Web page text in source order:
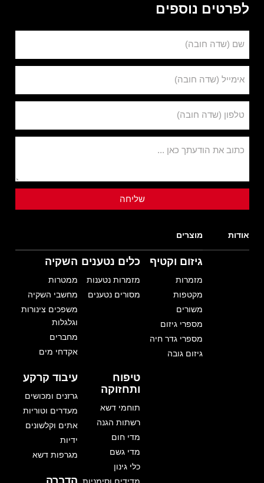
לפרטים נוספים
שם (שדה חובה)
אימייל (שדה חובה)
טלפון (שדה חובה)
כתוב את הודעתך כאן ...
אודות מוצרים
גיזום וקטיף
מזמרות
מקטפות
משורים
מספרי גיזום
מספרי גדר חיה
גיזום גובה
כלים נטענים
מזמרות נטענות
מסורים נטענים
השקיה
ממטרות
מחשבי השקיה
משפכים צינורות
וגלגלות
מחברים
אקדחי מים
טיפוח
ותחזוקה
תוחמי דשא
רשתות הגנה
מדי חום
מדי גשם
כלי גינון
מדידים וסימניות
עיבוד קרקע
גרזנים ומכושים
מעדרים וטוריות
אתים וקלשונים
ידיות
מגרפות דשא
הדברה